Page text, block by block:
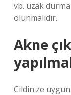
vb. uzak
olunmalıdır.
Akne
Cildinize